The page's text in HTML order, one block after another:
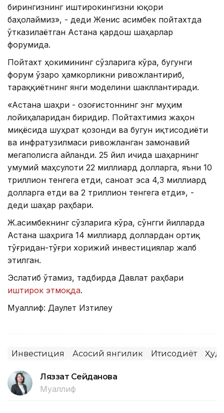
бирингизнинг иштирокингизни юқори
баҳолаймиз», - деди Женис Қасимбек пойтахтда
ўтказилаётган Астана қардош шаҳарлар
форумида.
Пойтахт ҳокимининг сўзларига кўра, бугунги
форум ўзаро ҳамкорликни ривожлантириб,
тараққиётнинг янги моделини шакллантиради.
«Астана шаҳри - Қозоғистоннинг энг муҳим
лойиҳаларидан биридир. Пойтахтимиз жаҳон
миқёсида шуҳрат қозонди ва бугун иқтисодиёти
ва инфратузилмаси ривожланган замонавий
мегаполисга айланди. 25 йил ичида шаҳарнинг
умумий маҳсулоти 22 миллиард долларга, яъни 10
триллион тенгега етди, саноат эса 4,3 миллиард
долларга етди ва 2 триллион тенгега етди», -
деди шаҳар раҳбари.
Ж.Қасимбекнинг сўзларига кўра, сўнгги йилларда
Астана шаҳрига 14 миллиард доллардан ортиқ
тўғридан-тўғри хорижий инвестициялар жалб
этилган.
Эслатиб ўтамиз, тадбирда Давлат раҳбари
иштирок этмоқда.
Муаллиф: Даулет Изтилеу
Инвестиция Асосий янгилик Иқтисодиёт
Ляззат Сейданова
Муаллиф